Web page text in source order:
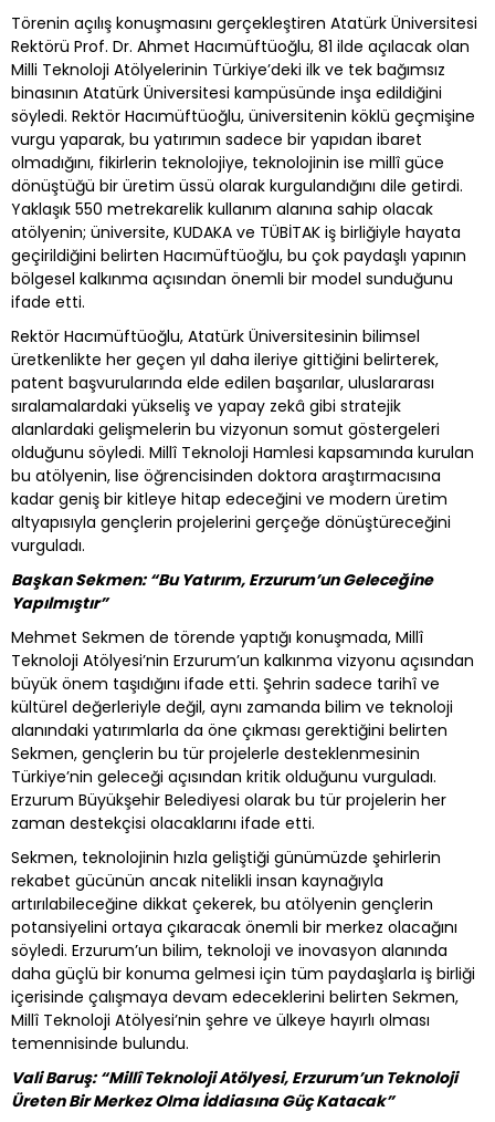
Törenin açılış konuşmasını gerçekleştiren Atatürk Üniversitesi
Rektörü Prof. Dr. Ahmet Hacımüftüoğlu, 81 ilde açılacak olan
Milli Teknoloji Atölyelerinin Türkiye’deki ilk ve tek bağımsız
binasının Atatürk Üniversitesi kampüsünde inşa edildiğini
söyledi. Rektör Hacımüftüoğlu, üniversitenin köklü geçmişine
vurgu yaparak, bu yatırımın sadece bir yapıdan ibaret
olmadığını, fikirlerin teknolojiye, teknolojinin ise millî güce
dönüştüğü bir üretim üssü olarak kurgulandığını dile getirdi.
Yaklaşık 550 metrekarelik kullanım alanına sahip olacak
atölyenin; üniversite, KUDAKA ve TÜBİTAK iş birliğiyle hayata
geçirildiğini belirten Hacımüftüoğlu, bu çok paydaşlı yapının
bölgesel kalkınma açısından önemli bir model sunduğunu
ifade etti.
Rektör Hacımüftüoğlu, Atatürk Üniversitesinin bilimsel
üretkenlikte her geçen yıl daha ileriye gittiğini belirterek,
patent başvurularında elde edilen başarılar, uluslararası
sıralamalardaki yükseliş ve yapay zekâ gibi stratejik
alanlardaki gelişmelerin bu vizyonun somut göstergeleri
olduğunu söyledi. Millî Teknoloji Hamlesi kapsamında kurulan
bu atölyenin, lise öğrencisinden doktora araştırmacısına
kadar geniş bir kitleye hitap edeceğini ve modern üretim
altyapısıyla gençlerin projelerini gerçeğe dönüştüreceğini
vurguladı.
Başkan Sekmen: “Bu Yatırım, Erzurum’un Geleceğine
Yapılmıştır”
Mehmet Sekmen de törende yaptığı konuşmada, Millî
Teknoloji Atölyesi’nin Erzurum’un kalkınma vizyonu açısından
büyük önem taşıdığını ifade etti. Şehrin sadece tarihî ve
kültürel değerleriyle değil, aynı zamanda bilim ve teknoloji
alanındaki yatırımlarla da öne çıkması gerektiğini belirten
Sekmen, gençlerin bu tür projelerle desteklenmesinin
Türkiye’nin geleceği açısından kritik olduğunu vurguladı.
Erzurum Büyükşehir Belediyesi olarak bu tür projelerin her
zaman destekçisi olacaklarını ifade etti.
Sekmen, teknolojinin hızla geliştiği günümüzde şehirlerin
rekabet gücünün ancak nitelikli insan kaynağıyla
artırılabileceğine dikkat çekerek, bu atölyenin gençlerin
potansiyelini ortaya çıkaracak önemli bir merkez olacağını
söyledi. Erzurum’un bilim, teknoloji ve inovasyon alanında
daha güçlü bir konuma gelmesi için tüm paydaşlarla iş birliği
içerisinde çalışmaya devam edeceklerini belirten Sekmen,
Millî Teknoloji Atölyesi’nin şehre ve ülkeye hayırlı olması
temennisinde bulundu.
Vali Baruş: “Millî Teknoloji Atölyesi, Erzurum’un Teknoloji
Üreten Bir Merkez Olma İddiasına Güç Katacak”